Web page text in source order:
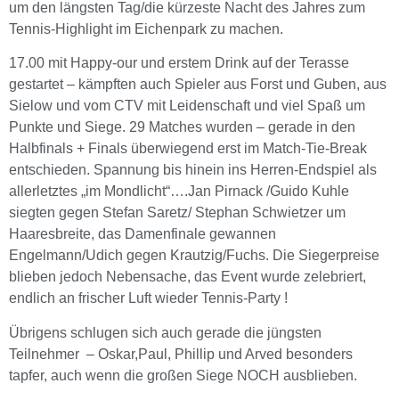
um den längsten Tag/die kürzeste Nacht des Jahres zum
Tennis-Highlight im Eichenpark zu machen.
17.00 mit Happy-our und erstem Drink auf der Terasse
gestartet – kämpften auch Spieler aus Forst und Guben, aus
Sielow und vom CTV mit Leidenschaft und viel Spaß um
Punkte und Siege. 29 Matches wurden – gerade in den
Halbfinals + Finals überwiegend erst im Match-Tie-Break
entschieden. Spannung bis hinein ins Herren-Endspiel als
allerletztes „im Mondlicht“….Jan Pirnack /Guido Kuhle
siegten gegen Stefan Saretz/ Stephan Schwietzer um
Haaresbreite, das Damenfinale gewannen
Engelmann/Udich gegen Krautzig/Fuchs. Die Siegerpreise
blieben jedoch Nebensache, das Event wurde zelebriert,
endlich an frischer Luft wieder Tennis-Party !
Übrigens schlugen sich auch gerade die jüngsten
Teilnehmer – Oskar,Paul, Phillip und Arved besonders
tapfer, auch wenn die großen Siege NOCH ausblieben.